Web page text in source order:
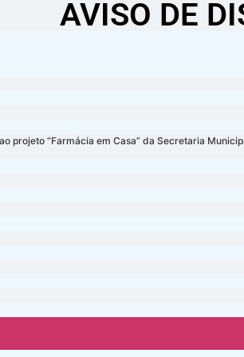
AVISO DE
projeto “Farmácia em Casa” da Secretaria